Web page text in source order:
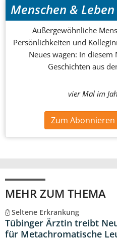
Menschen & Leben
Außergewöhnliche
Persönlichkeiten und
Neues wagen: In
Geschichten aus
vier Mal im
Zum
MEHR ZUM THEMA
Seltene Erkrankung
Tübinger Ärztin treibt
für Metachromatische